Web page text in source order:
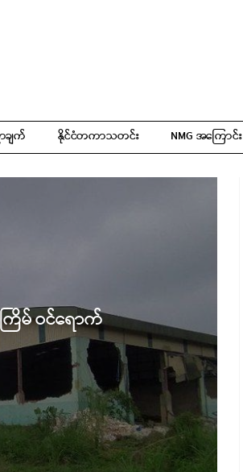
ျက် နိုင်ငံတကာသတင်း NMG အကြောင်း
မ် ဝင်ရောက်